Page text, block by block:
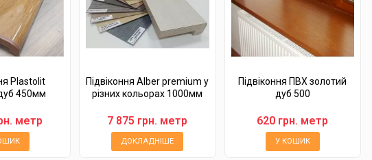
Plastolit
450мм
метр
Підвіконня Alber premium у
різних кольорах 1000мм
7 875 грн. метр
ДОКЛАДНІШЕ
Підвіконня ПВХ золотий
дуб 500
620 грн. метр
У КОШИК